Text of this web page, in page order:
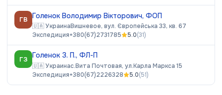
ГВ Голенок Володимир Вікторович, ФОП
🇺🇦УкраинаВишневое, вул. Європейська 33, кв. 67
Экспедиция+380(67)2731785 5.0(31)
ГЗ Голенок З. П., ФЛ-П
🇺🇦Украинас.Вита Почтовая, ул.Карла Маркса 15
Экспедиция+380(67)2226328 5.0(51)